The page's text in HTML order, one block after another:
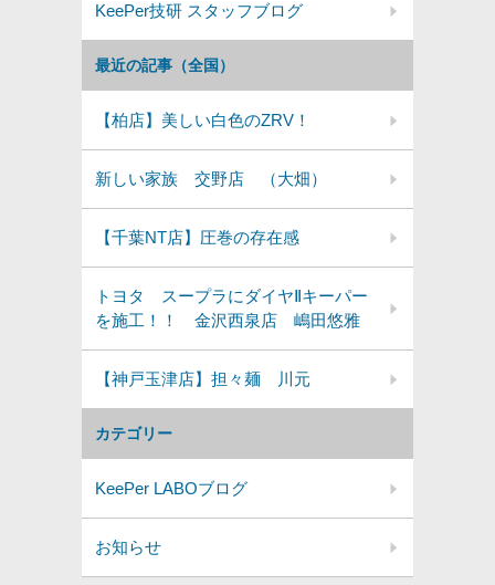
カテゴリー
KeePer LABOブログ
お知らせ
最近の記事（全国）
【柏店】美しい白色のZRV！
新しい家族 交野店 （大畑）
【千葉NT店】圧巻の存在感
トヨタ スープラにダイヤⅡキーパー
を施工！！ 金沢西泉店 嶋田悠雅
【神戸玉津店】担々麺 川元
KeePer技研 スタッフブログ